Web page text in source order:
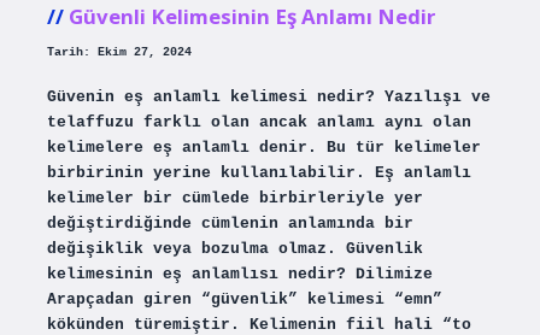
Güvenli Kelimesinin Eş Anlamı Nedir
Tarih: Ekim 27, 2024
Güvenin eş anlamlı kelimesi nedir? Yazılışı ve
telaffuzu farklı olan ancak anlamı aynı olan
kelimelere eş anlamlı denir. Bu tür kelimeler
birbirinin yerine kullanılabilir. Eş anlamlı
kelimeler bir cümlede birbirleriyle yer
değiştirdiğinde cümlenin anlamında bir
değişiklik veya bozulma olmaz. Güvenlik
kelimesinin eş anlamlısı nedir? Dilimize
Arapçadan giren “güvenlik” kelimesi “emn”
kökünden türemiştir. Kelimenin fiil hali “to